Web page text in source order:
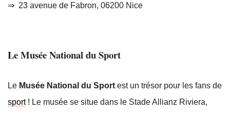
⇒ 23 avenue de Fabron, 06200 Nice
Le Musée National du Sport
Le Musée National du Sport est un trésor pour les fans de
sport! Le musée se situe dans le Stade Allianz Riviera,